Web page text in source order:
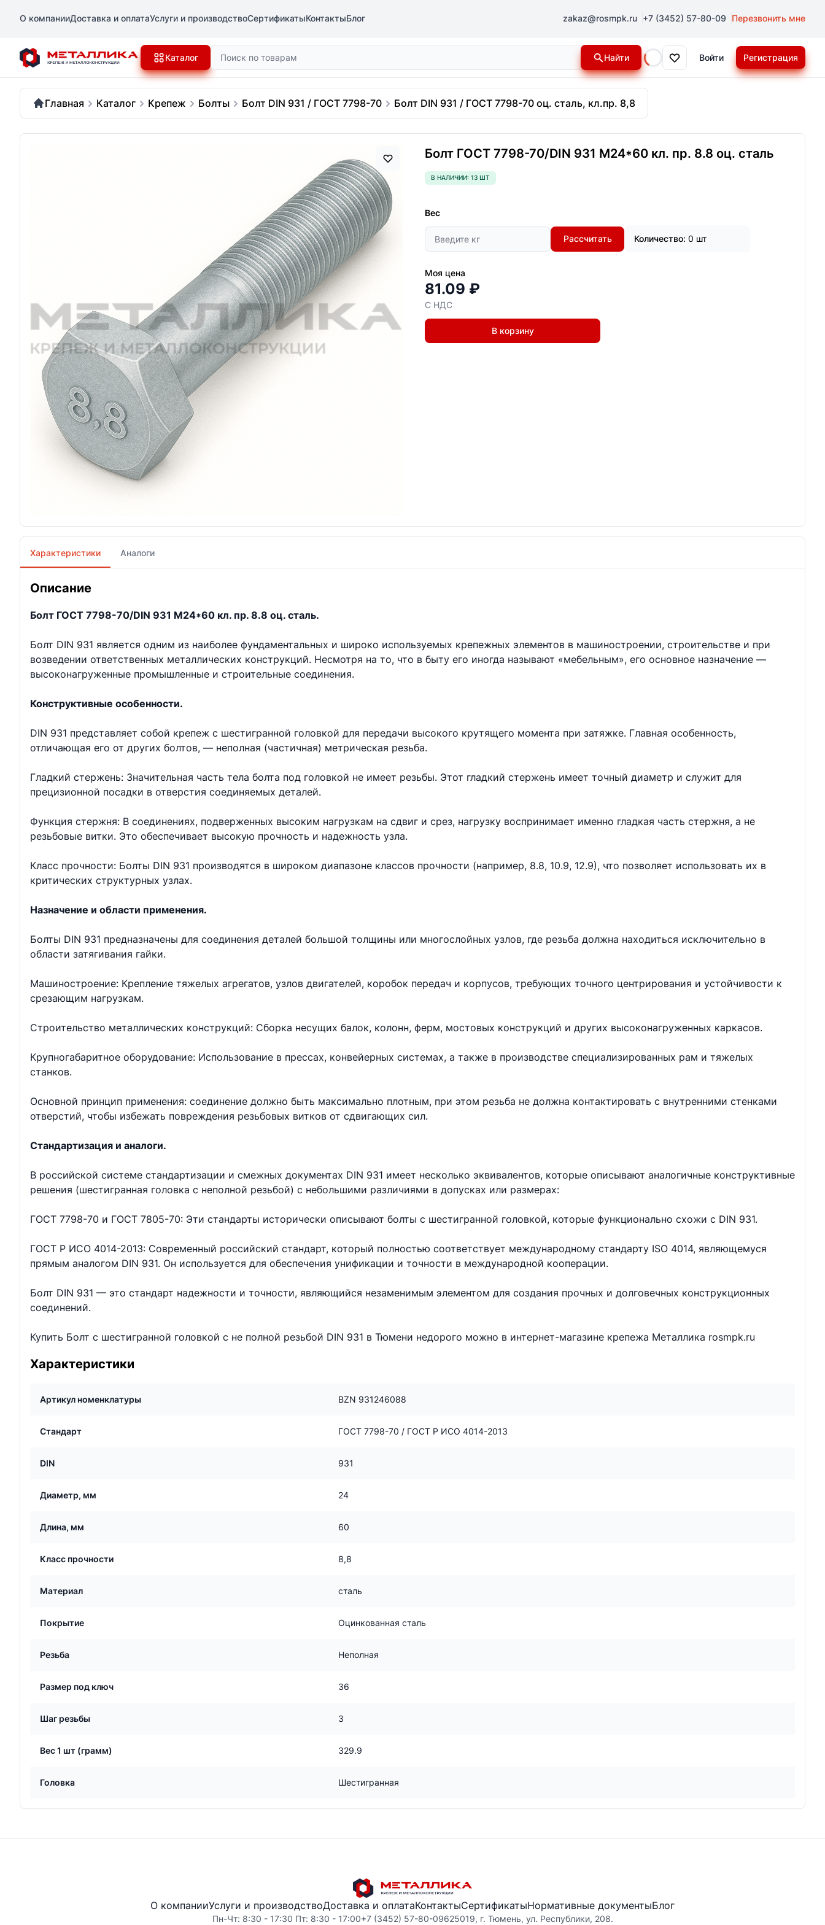
О компанииДоставка и оплатаУслуги и производствоСертификатыКонтактыБлог zakaz@rosmpk.ru +7 (3452) 57-80-09 Перезвонить мне
Каталог Поиск Найти
Loading...
Войти Регистрация
Главная Каталог Крепеж Болты Болт DIN 931 / ГОСТ 7798-70 Болт DIN 931 / ГОСТ 7798-70 оц. сталь, кл.пр. 8,8
Болт ГОСТ 7798-70/DIN 931 М24*60 кл. пр. 8.8 оц. сталь
В НАЛИЧИИ: 13 ШТ
Вес
Рассчитать Количество: 0 шт
Моя цена
81.09 ₽
С НДС
В корзину
Характеристики Аналоги
Описание
Болт ГОСТ 7798-70/DIN 931 М24*60 кл. пр. 8.8 оц. сталь.
Болт DIN 931 является одним из наиболее фундаментальных и широко используемых крепежных элементов в машиностроении, строительстве и при
возведении ответственных металлических конструкций. Несмотря на то, что в быту его иногда называют «мебельным», его основное назначение —
высоконагруженные промышленные и строительные соединения.
Конструктивные особенности.
DIN 931 представляет собой крепеж с шестигранной головкой для передачи высокого крутящего момента при затяжке. Главная особенность,
отличающая его от других болтов, — неполная (частичная) метрическая резьба.
Гладкий стержень: Значительная часть тела болта под головкой не имеет резьбы. Этот гладкий стержень имеет точный диаметр и служит для
прецизионной посадки в отверстия соединяемых деталей.
Функция стержня: В соединениях, подверженных высоким нагрузкам на сдвиг и срез, нагрузку воспринимает именно гладкая часть стержня, а не
резьбовые витки. Это обеспечивает высокую прочность и надежность узла.
Класс прочности: Болты DIN 931 производятся в широком диапазоне классов прочности (например, 8.8, 10.9, 12.9), что позволяет использовать их в
критических структурных узлах.
Назначение и области применения.
Болты DIN 931 предназначены для соединения деталей большой толщины или многослойных узлов, где резьба должна находиться исключительно в
области затягивания гайки.
Машиностроение: Крепление тяжелых агрегатов, узлов двигателей, коробок передач и корпусов, требующих точного центрирования и устойчивости к
срезающим нагрузкам.
Строительство металлических конструкций: Сборка несущих балок, колонн, ферм, мостовых конструкций и других высоконагруженных каркасов.
Крупногабаритное оборудование: Использование в прессах, конвейерных системах, а также в производстве специализированных рам и тяжелых
станков.
Основной принцип применения: соединение должно быть максимально плотным, при этом резьба не должна контактировать с внутренними стенками
отверстий, чтобы избежать повреждения резьбовых витков от сдвигающих сил.
Стандартизация и аналоги.
В российской системе стандартизации и смежных документах DIN 931 имеет несколько эквивалентов, которые описывают аналогичные конструктивные
решения (шестигранная головка с неполной резьбой) с небольшими различиями в допусках или размерах:
ГОСТ 7798-70 и ГОСТ 7805-70: Эти стандарты исторически описывают болты с шестигранной головкой, которые функционально схожи с DIN 931.
ГОСТ Р ИСО 4014-2013: Современный российский стандарт, который полностью соответствует международному стандарту ISO 4014, являющемуся
прямым аналогом DIN 931. Он используется для обеспечения унификации и точности в международной кооперации.
Болт DIN 931 — это стандарт надежности и точности, являющийся незаменимым элементом для создания прочных и долговечных конструкционных
соединений.
Купить Болт с шестигранной головкой с не полной резьбой DIN 931 в Тюмени недорого можно в интернет-магазине крепежа Металлика rosmpk.ru
Характеристики
Артикул номенклатуры BZN 931246088
Стандарт ГОСТ 7798-70 / ГОСТ Р ИСО 4014-2013
DIN 931
Диаметр, мм 24
Длина, мм 60
Класс прочности 8,8
Материал сталь
Покрытие Оцинкованная сталь
Резьба Неполная
Размер под ключ 36
Шаг резьбы 3
Вес 1 шт (грамм) 329.9
Головка Шестигранная
О компанииУслуги и производствоДоставка и оплатаКонтактыСертификатыНормативные документыБлог
Пн-Чт: 8:30 - 17:30 Пт: 8:30 - 17:00+7 (3452) 57-80-09625019, г. Тюмень, ул. Республики, 208.